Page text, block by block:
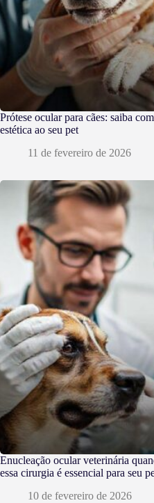
Prótese ocular para cães: saiba
estética ao seu pet
11 de fevereiro de 2026
Enucleação ocular veterinária
essa cirurgia é essencial para seu
10 de fevereiro de 2026